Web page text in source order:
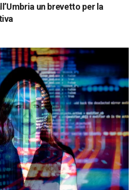
un brevetto per la